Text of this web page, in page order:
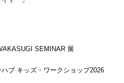
SEMINAR 展
ブ キッズ・ワークショップ2026